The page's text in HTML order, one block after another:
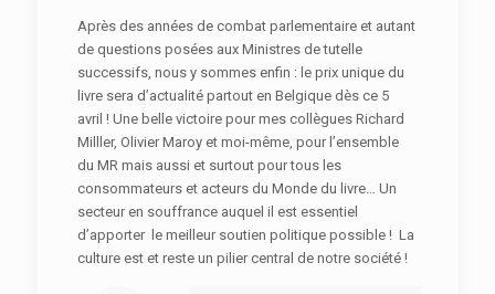
Après des années de combat parlementaire et autant
de questions posées aux Ministres de tutelle
successifs, nous y sommes enfin : le prix unique du
livre sera d’actualité partout en Belgique dès ce 5
avril ! Une belle victoire pour mes collègues Richard
Milller, Olivier Maroy et moi-même, pour l’ensemble
du MR mais aussi et surtout pour tous les
consommateurs et acteurs du Monde du livre… Un
secteur en souffrance auquel il est essentiel
d’apporter le meilleur soutien politique possible ! La
culture est et reste un pilier central de notre société !